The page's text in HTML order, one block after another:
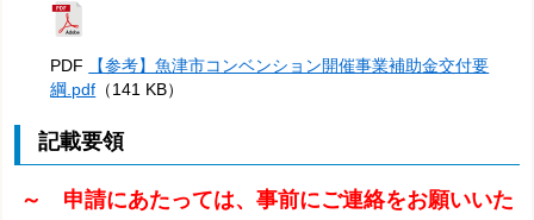
PDF
【参考】魚津市コンベンション開催事業補助金交付要
綱.pdf （141 KB）
記載要領
～ 申請にあたっては、事前にご連絡をお願いいた